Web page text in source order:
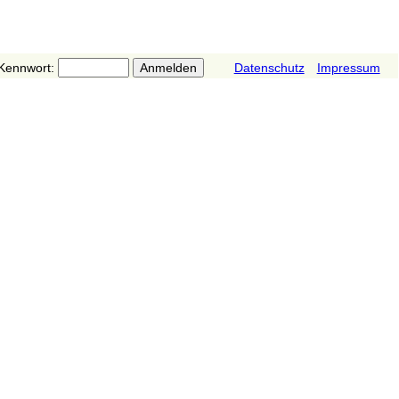
Datenschutz Impressum